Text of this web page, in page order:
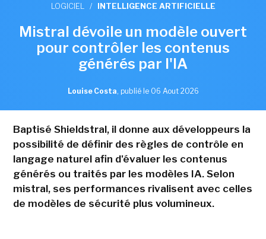
LOGICIEL / INTELLIGENCE ARTIFICIELLE
Mistral dévoile un modèle ouvert
pour contrôler les contenus
générés par l'IA
Louise Costa, publié le 06 Aout 2026
Baptisé Shieldstral, il donne aux développeurs la
possibilité de définir des règles de contrôle en
langage naturel afin d'évaluer les contenus
générés ou traités par les modèles IA. Selon
mistral, ses performances rivalisent avec celles
de modèles de sécurité plus volumineux.